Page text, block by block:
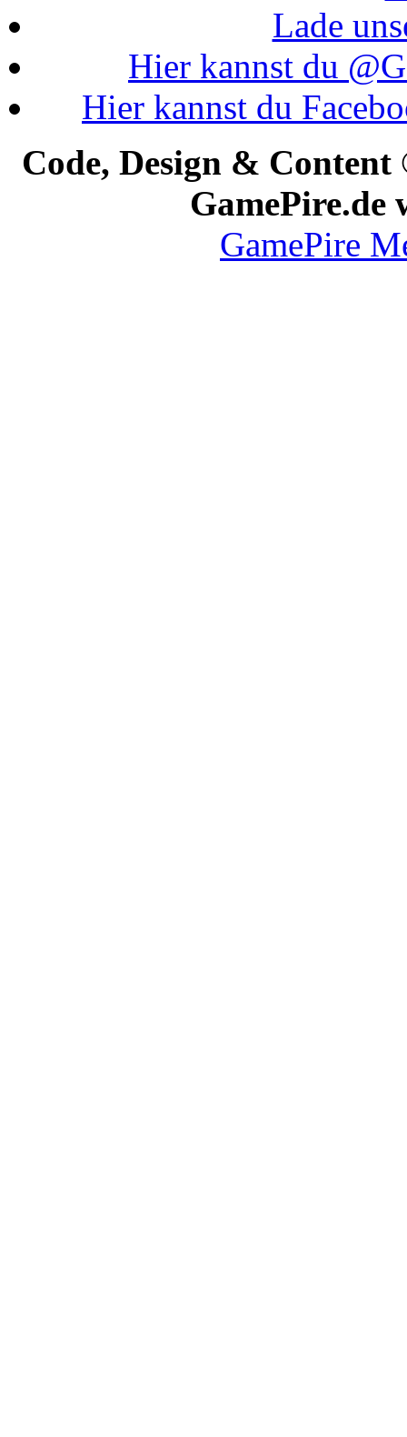
Lade
Hier kannst du
Hier kannst du
Code, Design &
GamePire